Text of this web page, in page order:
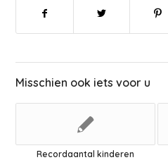
Misschien ook iets voor u
Recordaantal kinderen